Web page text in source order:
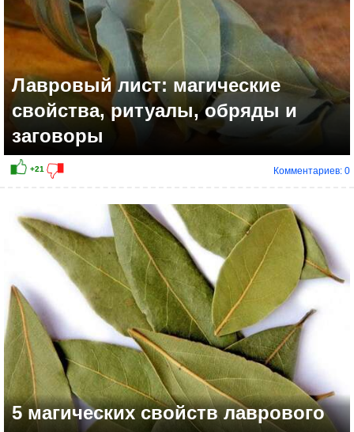
Лавровый лист: магические
свойства, ритуалы, обряды и
заговоры
Комментариев: 0
5 магических свойств лаврового